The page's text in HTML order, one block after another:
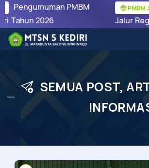
PMBM
2026
PMBM
Jalur
SEMUA POST,